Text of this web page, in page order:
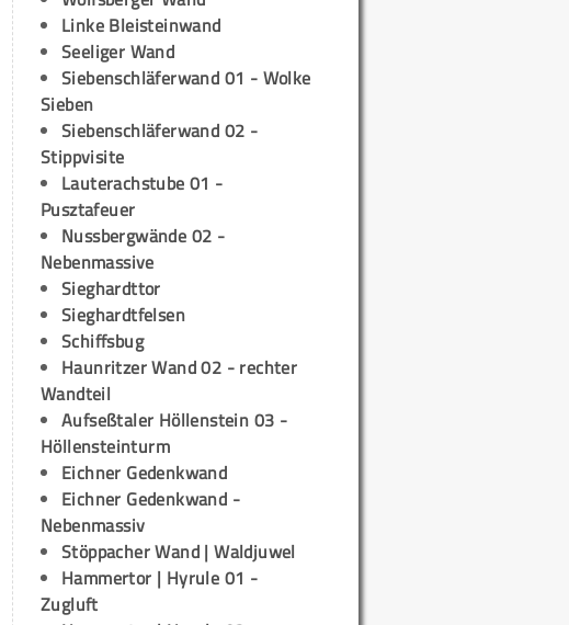
Linke Bleisteinwand
Seeliger Wand
Siebenschläferwand 01 - Wolke
Sieben
Siebenschläferwand 02 -
Stippvisite
Lauterachstube 01 -
Pusztafeuer
Nussbergwände 02 -
Nebenmassive
Sieghardttor
Sieghardtfelsen
Schiffsbug
Haunritzer Wand 02 - rechter
Wandteil
Aufseßtaler Höllenstein 03 -
Höllensteinturm
Eichner Gedenkwand
Eichner Gedenkwand -
Nebenmassiv
Stöppacher Wand | Waldjuwel
Hammertor | Hyrule 01 -
Zugluft